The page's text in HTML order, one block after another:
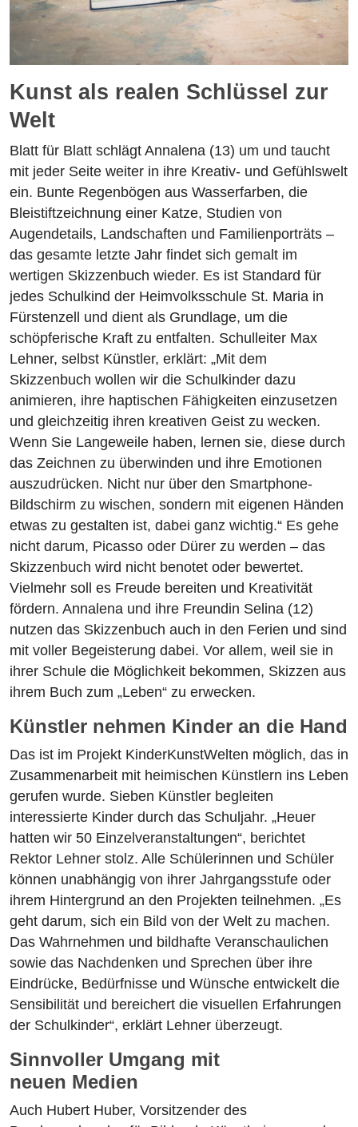
Kunst als realen Schlüssel zur
Welt
Blatt für Blatt schlägt Annalena (13) um und taucht
mit jeder Seite weiter in ihre Kreativ- und Gefühlswelt
ein. Bunte Regenbögen aus Wasserfarben, die
Bleistiftzeichnung einer Katze, Studien von
Augendetails, Landschaften und Familienporträts –
das gesamte letzte Jahr findet sich gemalt im
wertigen Skizzenbuch wieder. Es ist Standard für
jedes Schulkind der Heimvolksschule St. Maria in
Fürstenzell und dient als Grundlage, um die
schöpferische Kraft zu entfalten. Schulleiter Max
Lehner, selbst Künstler, erklärt: „Mit dem
Skizzenbuch wollen wir die Schulkinder dazu
animieren, ihre haptischen Fähigkeiten einzusetzen
und gleichzeitig ihren kreativen Geist zu wecken.
Wenn Sie Langeweile haben, lernen sie, diese durch
das Zeichnen zu überwinden und ihre Emotionen
auszudrücken. Nicht nur über den Smartphone-
Bildschirm zu wischen, sondern mit eigenen Händen
etwas zu gestalten ist, dabei ganz wichtig.“ Es gehe
nicht darum, Picasso oder Dürer zu werden – das
Skizzenbuch wird nicht benotet oder bewertet.
Vielmehr soll es Freude bereiten und Kreativität
fördern. Annalena und ihre Freundin Selina (12)
nutzen das Skizzenbuch auch in den Ferien und sind
mit voller Begeisterung dabei. Vor allem, weil sie in
ihrer Schule die Möglichkeit bekommen, Skizzen aus
ihrem Buch zum „Leben“ zu erwecken.
Künstler nehmen Kinder an die Hand
Das ist im Projekt KinderKunstWelten möglich, das in
Zusammenarbeit mit heimischen Künstlern ins Leben
gerufen wurde. Sieben Künstler begleiten
interessierte Kinder durch das Schuljahr. „Heuer
hatten wir 50 Einzelveranstaltungen“, berichtet
Rektor Lehner stolz. Alle Schülerinnen und Schüler
können unabhängig von ihrer Jahrgangsstufe oder
ihrem Hintergrund an den Projekten teilnehmen. „Es
geht darum, sich ein Bild von der Welt zu machen.
Das Wahrnehmen und bildhafte Veranschaulichen
sowie das Nachdenken und Sprechen über ihre
Eindrücke, Bedürfnisse und Wünsche entwickelt die
Sensibilität und bereichert die visuellen Erfahrungen
der Schulkinder“, erklärt Lehner überzeugt.
Sinnvoller Umgang mit
neuen Medien
Auch Hubert Huber, Vorsitzender des